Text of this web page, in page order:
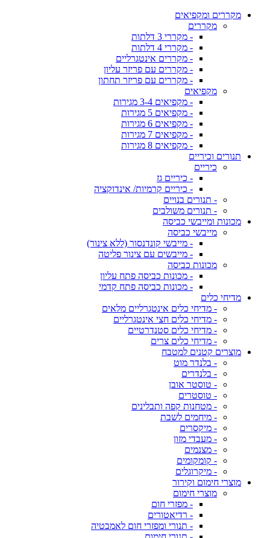
מקררים ומקפיאים
מקררים
- מקררי 3 דלתות
- מקררי 4 דלתות
- מקררים אינטגרליים
- מקררים עם פריזר עליון
- מקררים עם פריזר תחתון
מקפיאים
- מקפיאים 3-4 מגירות
- מקפיאים 5 מגירות
- מקפיאים 6 מגירות
- מקפיאים 7 מגירות
- מקפיאים 8 מגירות
תנורים וכיריים
כיריים
- כיריים גז
- כיריים קרמיות/ אינדוקציה
- תנורים בנויים
- תנורים משולבים
מכונות ומייבשי כביסה
מייבשי כביסה
- מייבשי קונדנסור (ללא צינור)
- מייבשים עם צינור פליטה
מכונות כביסה
- מכונות כביסה פתח עליון
- מכונות כביסה פתח קדמי
מדיחי כלים
- מדיחי כלים אינטגרליים מלאים
- מדיחי כלים חצי אינטגרליים
- מדיחי כלים סטנדרטיים
- מדיחי כלים צרים
מוצרים קטנים למטבח
- בלנדר מוט
- בלנדרים
- טוסטר אובן
- טוסטרים
- מטחנות קפה ותבלינים
- מיחמים לשבת
- מיקסרים
- מעבדי מזון
- מצנמים
- קומקומים
- מיקרוגלים
מוצרי חימום וקירור
מוצרי חימום
- מפזרי חום
- רדיאטורים
- תנורי ומפזרי חום לאמבטיה